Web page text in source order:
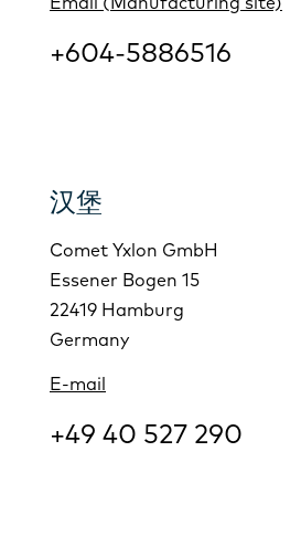
+604-5886516
汉堡
Comet Yxlon GmbH
Essener Bogen 15
22419 Hamburg
Germany
E-mail
+49 40 527 290